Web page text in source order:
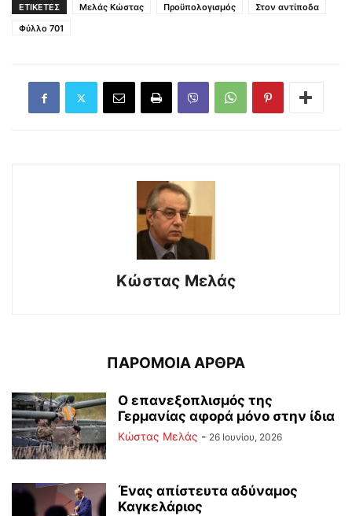
ΕΤΙΚΕΤΕΣ Μελάς Κώστας Προϋπολογισμός
Στον αντίποδα
Φύλλο 701
Κώστας Μελάς
ΠΑΡΟΜΟΙΑ ΑΡΘΡΑ
Ο επανεξοπλισμός της
Γερμανίας αφορά μόνο στην ίδια
Κώστας Μελάς - 26 Ιουνίου, 2026
Ένας απίστευτα αδύναμος
Καγκελάριος